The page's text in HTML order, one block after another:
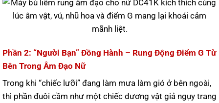
Phần 2: “Người Bạn” Đồng Hành – Rung Động Điểm G Từ
Bên Trong Âm Đạo Nữ
Trong khi “chiếc lưỡi” đang làm mưa làm gió ở bên ngoài,
thì phần đuôi cầm như một chiếc dương vật giả ngụy trang